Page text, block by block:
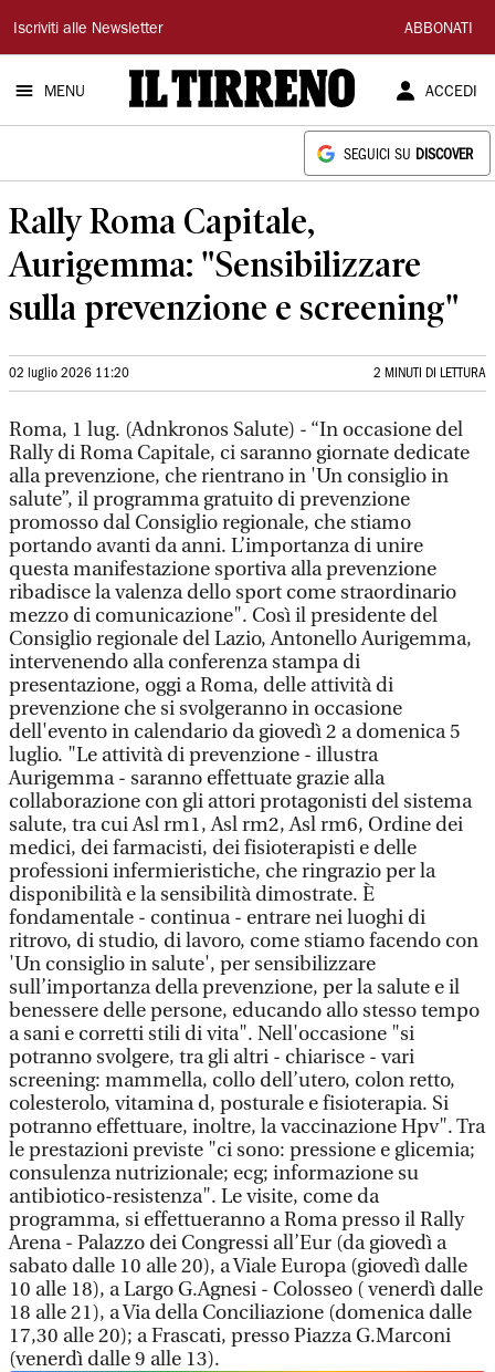
Il
Tirreno
Iscriviti alle Newsletter ABBONATI
MENU ACCEDI
SEGUICI SU DISCOVER
Rally Roma Capitale,
Aurigemma: "Sensibilizzare
sulla prevenzione e screening"
02 luglio 2026 11:20 2 MINUTI DI LETTURA
Roma, 1 lug. (Adnkronos Salute) - “In occasione del
Rally di Roma Capitale, ci saranno giornate dedicate
alla prevenzione, che rientrano in 'Un consiglio in
salute”, il programma gratuito di prevenzione
promosso dal Consiglio regionale, che stiamo
portando avanti da anni. L’importanza di unire
questa manifestazione sportiva alla prevenzione
ribadisce la valenza dello sport come straordinario
mezzo di comunicazione". Così il presidente del
Consiglio regionale del Lazio, Antonello Aurigemma,
intervenendo alla conferenza stampa di
presentazione, oggi a Roma, delle attività di
prevenzione che si svolgeranno in occasione
dell'evento in calendario da giovedì 2 a domenica 5
luglio. "Le attività di prevenzione - illustra
Aurigemma - saranno effettuate grazie alla
collaborazione con gli attori protagonisti del sistema
salute, tra cui Asl rm1, Asl rm2, Asl rm6, Ordine dei
medici, dei farmacisti, dei fisioterapisti e delle
professioni infermieristiche, che ringrazio per la
disponibilità e la sensibilità dimostrate. È
fondamentale - continua - entrare nei luoghi di
ritrovo, di studio, di lavoro, come stiamo facendo con
'Un consiglio in salute', per sensibilizzare
sull’importanza della prevenzione, per la salute e il
benessere delle persone, educando allo stesso tempo
a sani e corretti stili di vita". Nell'occasione "si
potranno svolgere, tra gli altri - chiarisce - vari
screening: mammella, collo dell’utero, colon retto,
colesterolo, vitamina d, posturale e fisioterapia. Si
potranno effettuare, inoltre, la vaccinazione Hpv". Tra
le prestazioni previste "ci sono: pressione e glicemia;
consulenza nutrizionale; ecg; informazione su
antibiotico-resistenza". Le visite, come da
programma, si effettueranno a Roma presso il Rally
Arena - Palazzo dei Congressi all’Eur (da giovedì a
sabato dalle 10 alle 20), a Viale Europa (giovedì dalle
10 alle 18), a Largo G.Agnesi - Colosseo ( venerdì dalle
18 alle 21), a Via della Conciliazione (domenica dalle
17,30 alle 20); a Frascati, presso Piazza G.Marconi
(venerdì dalle 9 alle 13).